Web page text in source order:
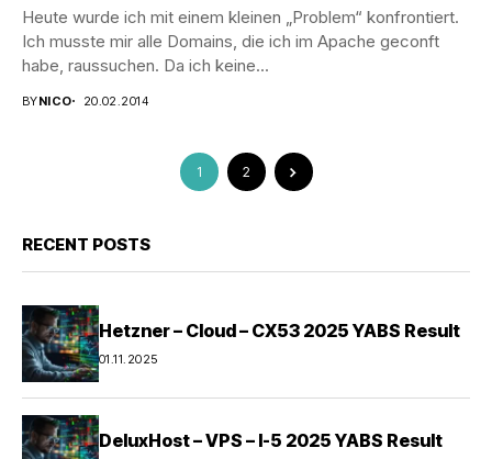
Heute wurde ich mit einem kleinen „Problem“ konfrontiert.
Ich musste mir alle Domains, die ich im Apache geconft
habe, raussuchen. Da ich keine...
BYNICO 20.02.2014
1 2
RECENT POSTS
Hetzner – Cloud – CX53 2025 YABS Result
01.11.2025
DeluxHost – VPS – I-5 2025 YABS Result